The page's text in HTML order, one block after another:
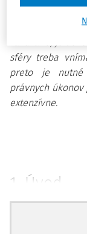
V
sféry treba
preto je nutné
právnych
extenzívne.
1. Úvod
Napriek tomu,
úkonov patrí